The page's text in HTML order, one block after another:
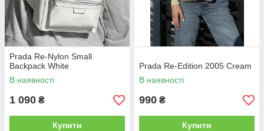
Prada Re-Nylon Small
Backpack White
В наявності
1 090 ₴
Купити
Prada Re-Edition 2005 Cream
В наявності
990 ₴
Купити